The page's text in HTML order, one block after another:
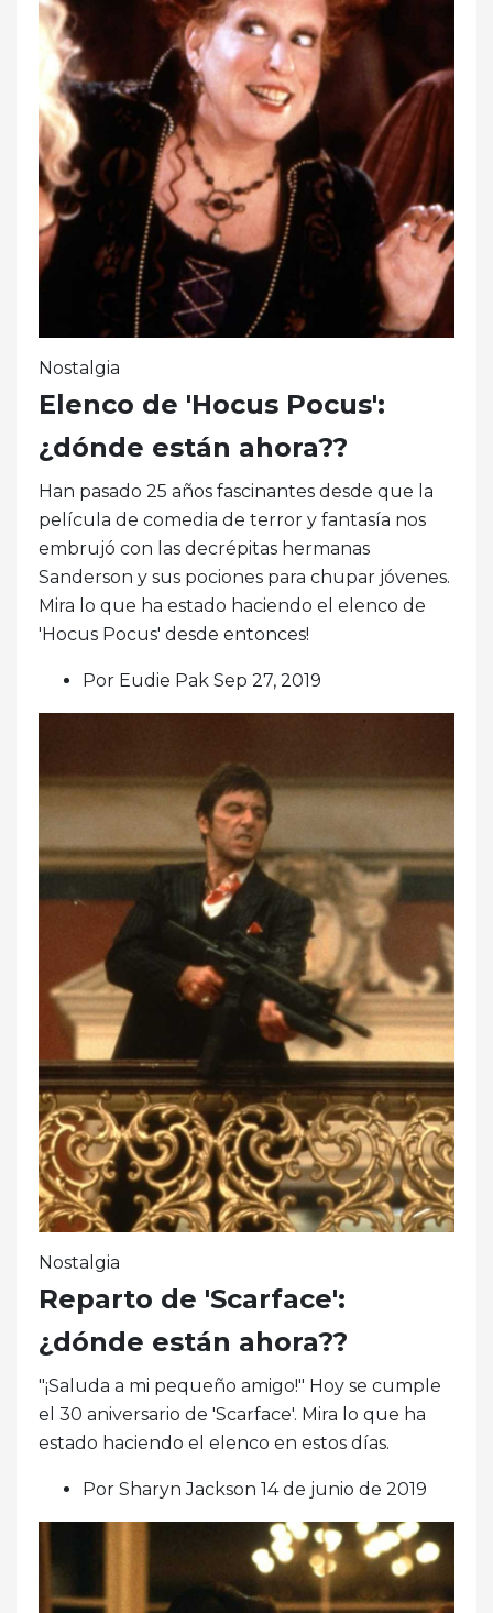
Nostalgia
Elenco de 'Hocus Pocus':
¿dónde están ahora??
Han pasado 25 años fascinantes desde que la
película de comedia de terror y fantasía nos
embrujó con las decrépitas hermanas
Sanderson y sus pociones para chupar jóvenes.
Mira lo que ha estado haciendo el elenco de
'Hocus Pocus' desde entonces!
Por Eudie Pak Sep 27, 2019
Nostalgia
Reparto de 'Scarface':
¿dónde están ahora??
"¡Saluda a mi pequeño amigo!" Hoy se cumple
el 30 aniversario de 'Scarface'. Mira lo que ha
estado haciendo el elenco en estos días.
Por Sharyn Jackson 14 de junio de 2019